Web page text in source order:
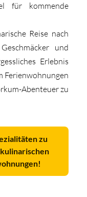
für kommende
Reise nach
und
Erlebnis
Ferienwohnungen
Abenteuer zu
zu